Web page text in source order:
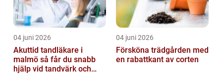
04 juni 2026
Akuttid tandläkare i
malmö så får du snabb
hjälp vid tandvärk och
04 juni 2026
Försköna trädgården med
en rabattkant av corten